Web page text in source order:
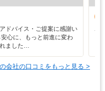
ドバイス・ご提案に感謝い
心に、もっと前進に変わ
ました…
会社の口コミをもっと見る >